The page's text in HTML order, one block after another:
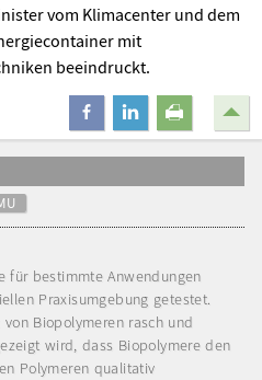
vom Klimacenter und dem
mit
beeindruckt.
teilen mitteilendrucken
für bestimmte Anwendungen
Praxisumgebung getestet.
Biopolymeren rasch und
wird, dass Biopolymere den
Polymeren qualitativ